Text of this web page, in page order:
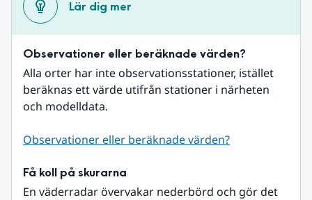
Lär dig mer
Observationer eller beräknade värden?
Alla orter har inte observationsstationer, istället
beräknas ett värde utifrån stationer i närheten
och modelldata.
Observationer eller beräknade värden?
Få koll på skurarna
En väderradar övervakar nederbörd och gör det